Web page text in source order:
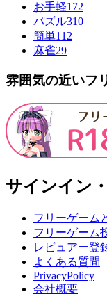
お手軽172
パズル310
簡単112
麻雀29
雰囲気の近いフ
サインイン
フリーゲーム
フリーゲーム
レビュアー登
よくある質問
PrivacyPolicy
会社概要